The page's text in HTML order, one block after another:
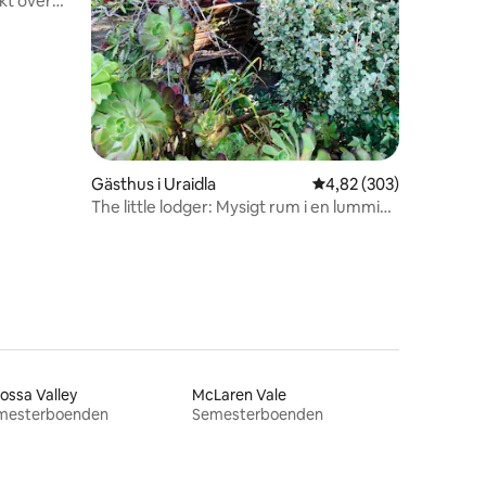
Gästhus i Uraidla 4,82 av 5 i
4,82 (303)
The little lodger: Mysigt rum i en lummig
Valley
McLaren Vale
Semesterboenden